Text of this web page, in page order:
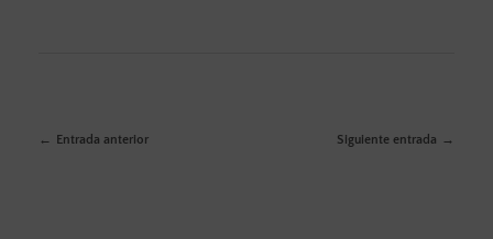
Entrada anterior Siguiente entrada